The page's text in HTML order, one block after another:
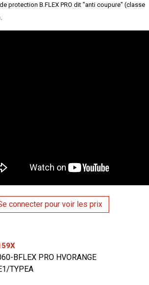
protection B.FLEX PRO dit "anti coupure" (classe
connecter pour voir les prix
BFLEX PRO HVORANGE
TYPEA